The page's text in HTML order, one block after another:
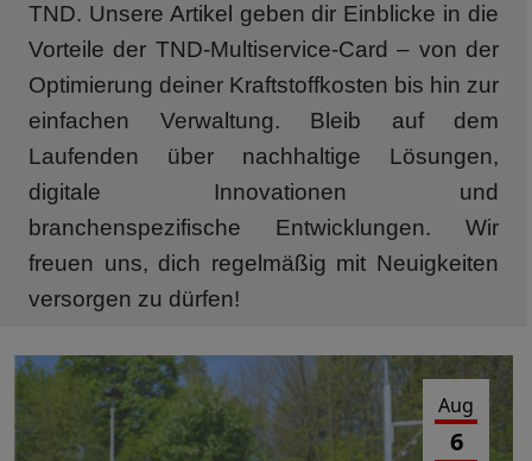
TND. Unsere Artikel geben dir Einblicke in die
Vorteile der TND-Multiservice-Card – von der
Optimierung deiner Kraftstoffkosten bis hin zur
einfachen Verwaltung. Bleib auf dem
Laufenden über nachhaltige Lösungen,
digitale Innovationen und
branchenspezifische Entwicklungen. Wir
freuen uns, dich regelmäßig mit Neuigkeiten
versorgen zu dürfen!
Aug
6